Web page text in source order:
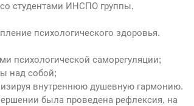
студентами ИНСПО группы,
психологического здоровья.
психологической саморегуляции;
над собой;
внутреннюю душевную гармонию.
была проведена рефлексия, на